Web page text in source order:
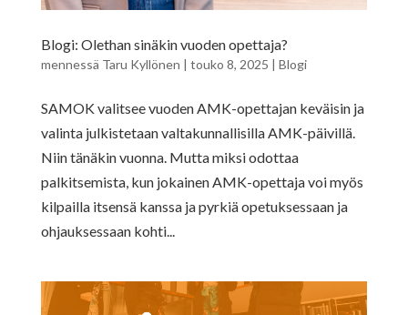
Blogi: Olethan sinäkin vuoden opettaja?
mennessä Taru Kyllönen | touko 8, 2025 | Blogi
SAMOK valitsee vuoden AMK-opettajan keväisin ja
valinta julkistetaan valtakunnallisilla AMK-päivillä.
Niin tänäkin vuonna. Mutta miksi odottaa
palkitsemista, kun jokainen AMK-opettaja voi myös
kilpailla itsensä kanssa ja pyrkiä opetuksessaan ja
ohjauksessaan kohti...